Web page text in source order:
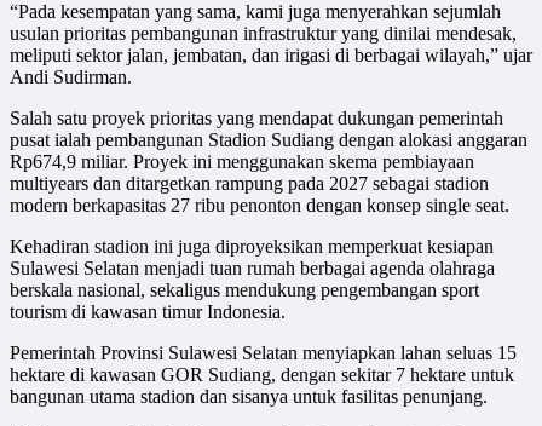
“Pada kesempatan yang sama, kami juga menyerahkan sejumlah
usulan prioritas pembangunan infrastruktur yang dinilai mendesak,
meliputi sektor jalan, jembatan, dan irigasi di berbagai wilayah,” ujar
Andi Sudirman.
Salah satu proyek prioritas yang mendapat dukungan pemerintah
pusat ialah pembangunan Stadion Sudiang dengan alokasi anggaran
Rp674,9 miliar. Proyek ini menggunakan skema pembiayaan
multiyears dan ditargetkan rampung pada 2027 sebagai stadion
modern berkapasitas 27 ribu penonton dengan konsep single seat.
Kehadiran stadion ini juga diproyeksikan memperkuat kesiapan
Sulawesi Selatan menjadi tuan rumah berbagai agenda olahraga
berskala nasional, sekaligus mendukung pengembangan sport
tourism di kawasan timur Indonesia.
Pemerintah Provinsi Sulawesi Selatan menyiapkan lahan seluas 15
hektare di kawasan GOR Sudiang, dengan sekitar 7 hektare untuk
bangunan utama stadion dan sisanya untuk fasilitas penunjang.